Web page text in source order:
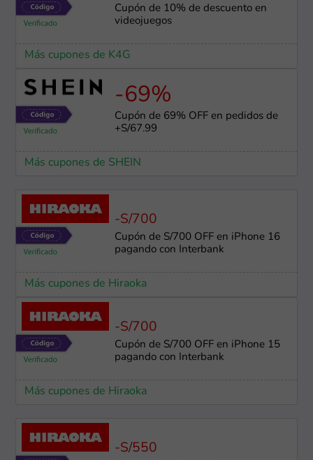
Cupón de 10% de descuento en
videojuegos
Más cupones de K4G
-69%
Cupón de 69% OFF en pedidos de
+S/67.99
Más cupones de SHEIN
-S/700
Cupón de S/700 OFF en iPhone 16
pagando con Interbank
Más cupones de Hiraoka
-S/700
Cupón de S/700 OFF en iPhone 15
pagando con Interbank
Más cupones de Hiraoka
-S/550